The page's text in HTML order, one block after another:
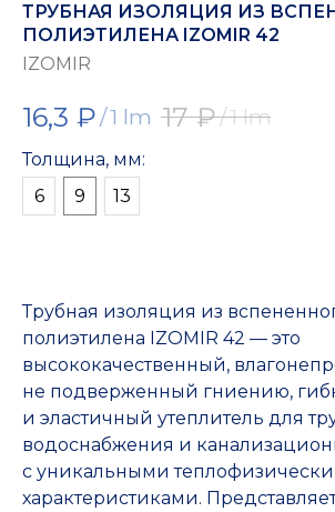
ТРУБНАЯ ИЗОЛЯЦИЯ ИЗ
ПОЛИЭТИЛЕНА IZOMIR 42
IZOMIR
16,3 ₽/1 lm 17 ₽/1 lm
Толщина, мм:
6
9 13
Трубная изоляция из
полиэтилена IZOMIR 42 — это
высококачественный,
не подверженный гниению,
и эластичный утеплитель для
водоснабжения и
с уникальными
характеристиками.